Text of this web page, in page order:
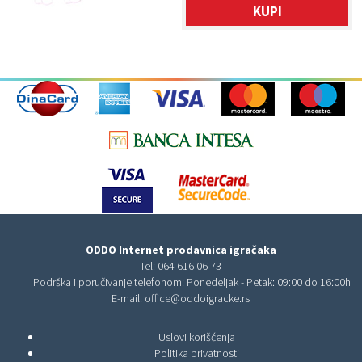
KUPI
ODDO Internet prodavnica igračaka
Tel: 064 616 06 73
Podrška i poručivanje telefonom: Ponedeljak - Petak: 09:00 do 16:00h
E-mail: office@oddoigracke.rs
Uslovi korišćenja
Politika privatnosti